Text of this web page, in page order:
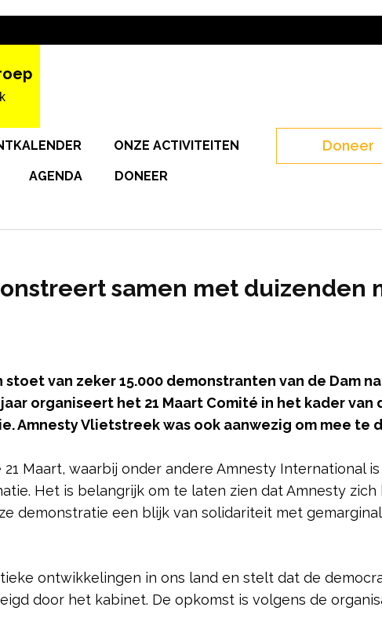
ONZE ACTIVITEITEN
AGENDA DONEER
Doneer
samen met duizenden
van zeker 15.000 demonstranten van de Dam
organiseert het 21 Maart Comité in het kader
Amnesty Vlietstreek was ook aanwezig om mee te
Maart, waarbij onder andere Amnesty International
Het is belangrijk om te laten zien dat Amnesty
demonstratie een blijk van solidariteit met
ontwikkelingen in ons land en stelt dat de
door het kabinet. De opkomst is volgens de